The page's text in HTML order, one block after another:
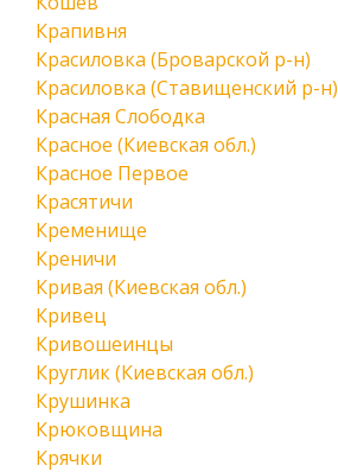
Крапивня
Красиловка (Броварской р-н)
Красиловка (Ставищенский р-н)
Красная Слободка
Красное (Киевская обл.)
Красное Первое
Красятичи
Кременище
Креничи
Кривая (Киевская обл.)
Кривец
Кривошеинцы
Круглик (Киевская обл.)
Крушинка
Крюковщина
Крячки